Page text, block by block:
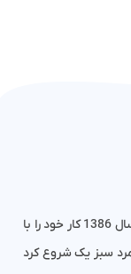
شرکت انبوه سازان مدرن سازه زیباکنار از مهر ماه سال 1386 کار خود را با
سبز یک شروع کرد